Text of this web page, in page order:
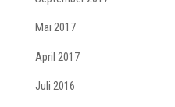
Mai 2017
April 2017
Juli 2016